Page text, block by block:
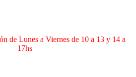
de Lunes a Viernes de 10 a 13 y 14 a
17hs